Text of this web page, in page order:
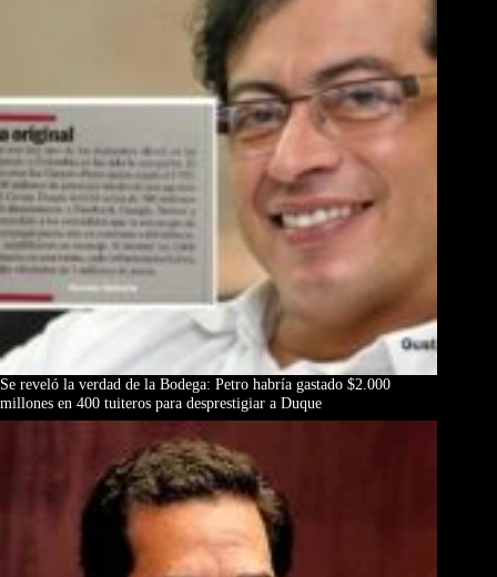
Se reveló la verdad de la Bodega: Petro habría gastado $2.000
millones en 400 tuiteros para desprestigiar a Duque